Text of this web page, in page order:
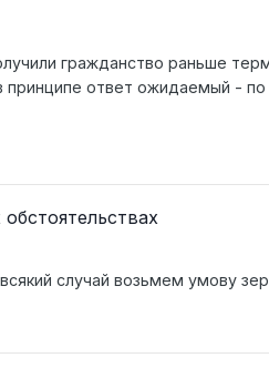
гражданство раньше
ответ ожидаемый - по
случай возьмем умову